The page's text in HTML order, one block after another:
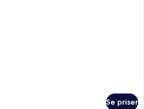
Se priser